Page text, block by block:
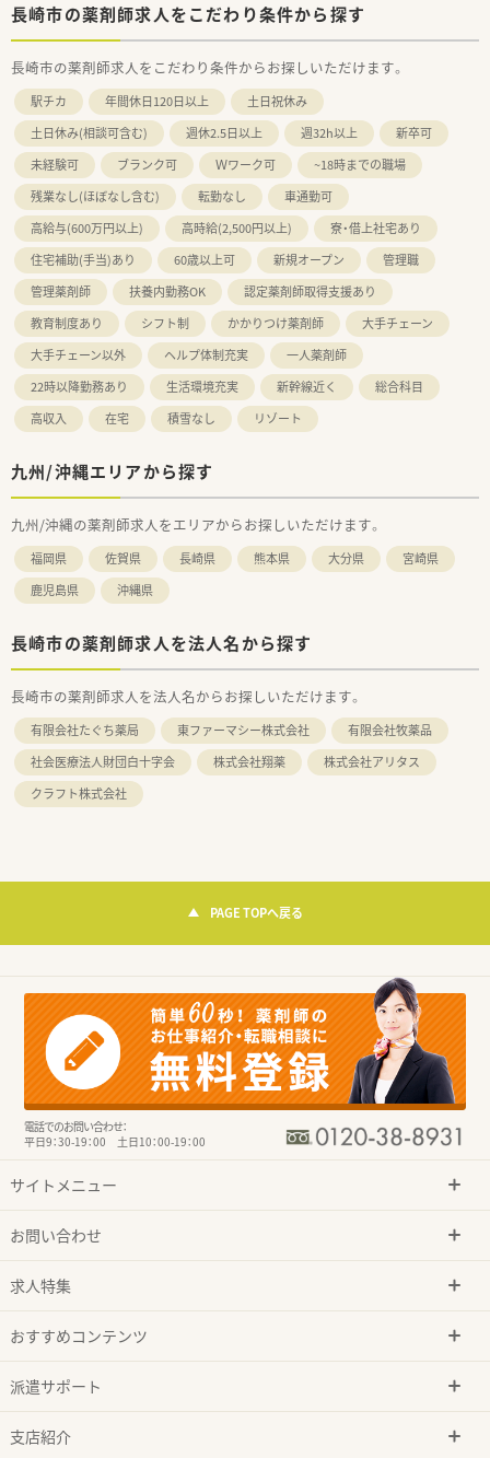
長崎市の薬剤師求人をこだわり条件から探す
長崎市の薬剤師求人をこだわり条件からお探しいただけます。
駅チカ 年間休日120日以上
土日祝休み
土日休み(相談可含む)
週休2.5日以上 週32h以上
新卒可
未経験可
ブランク可 Ｗワーク可
~18時までの職場
残業なし(ほぼなし含む)
転勤なし
車通勤可
高給与(600万円以上)
高時給(2,500円以上)
寮・借上社宅あり
住宅補助(手当)あり
60歳以上可 新規オープン
管理職
管理薬剤師
扶養内勤務OK
認定薬剤師取得支援あり
教育制度あり
シフト制 かかりつけ薬剤師
大手チェーン
大手チェーン以外
ヘルプ体制充実
一人薬剤師
22時以降勤務あり
生活環境充実 新幹線近く
総合科目
高収入
在宅 積雪なし リゾート
九州/沖縄エリアから探す
九州/沖縄の薬剤師求人をエリアからお探しいただけます。
福岡県 佐賀県 長崎県 熊本県 大分県
宮崎県
鹿児島県
沖縄県
長崎市の薬剤師求人を法人名から探す
長崎市の薬剤師求人を法人名からお探しいただけます。
有限会社たぐち薬局 東ファーマシー株式会社
有限会社牧薬品
社会医療法人財団白十字会
株式会社翔薬
株式会社アリタス
クラフト株式会社
PAGE TOPへ戻る
電話でのお問い合わせ：
平日9：30-19：00 土日10：00-19：00
サイトメニュー
お問い合わせ
求人特集
おすすめコンテンツ
派遣サポート
支店紹介